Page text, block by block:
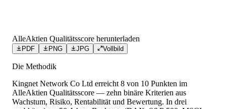
AlleAktien Qualitätsscore herunterladen
PDF PNG JPG Vollbild
Die Methodik
Kingnet Network Co Ltd erreicht 8 von 10 Punkten im
AlleAktien Qualitätsscore — zehn binäre Kriterien aus
Wachstum, Risiko, Rentabilität und Bewertung. In drei